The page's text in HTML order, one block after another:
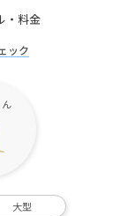
・料金
ック
大型